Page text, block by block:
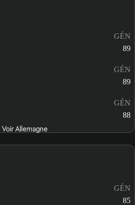
GÉN
89
GÉN
89
GÉN
88
Voir Allemagne
GÉN
85